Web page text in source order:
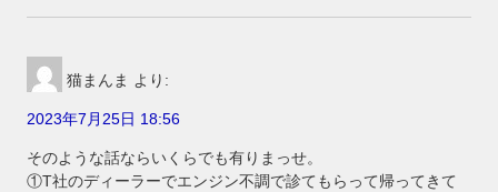
猫まんま より:
2023年7月25日 18:56
そのような話ならいくらでも有りまっせ。
①T社のディーラーでエンジン不調で診てもらって帰ってきて